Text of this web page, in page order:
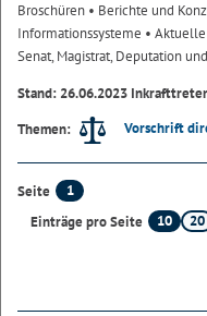
Broschüren • Berichte und
Informationssysteme •
Senat, Magistrat, Deputation
Stand: 26.06.2023
Themen:
Vorschrift
Seite
1
Einträge pro Seite
10 20